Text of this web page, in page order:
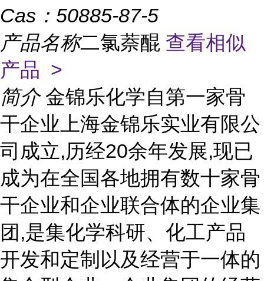
Cas： 50885-87-5
产品名称二氯萘醌 查看相似
产品 >
简介 金锦乐化学自第一家骨
干企业上海金锦乐实业有限公
司成立,历经20余年发展,现已
成为在全国各地拥有数十家骨
干企业和企业联合体的企业集
团,是集化学科研、化工产品
开发和定制以及经营于一体的